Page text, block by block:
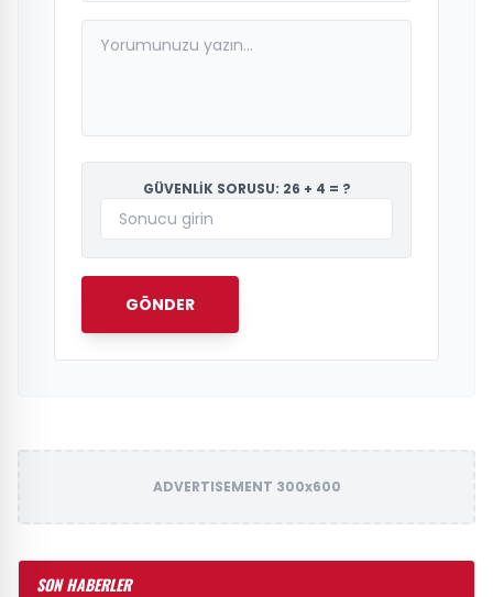
GÜVENLİK SORUSU: 26 + 4 = ?
GÖNDER
ADVERTISEMENT 300x600
SON HABERLER